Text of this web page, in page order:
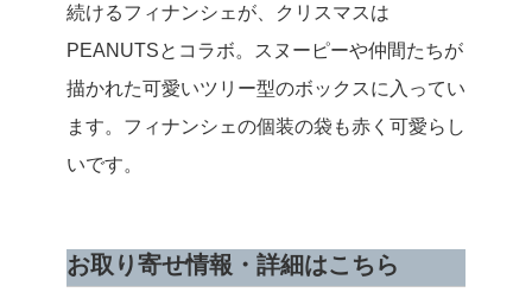
続けるフィナンシェが、クリスマスは
PEANUTSとコラボ。スヌーピーや仲間たちが
描かれた可愛いツリー型のボックスに入ってい
ます。フィナンシェの個装の袋も赤く可愛らし
いです。
お取り寄せ情報・詳細はこちら